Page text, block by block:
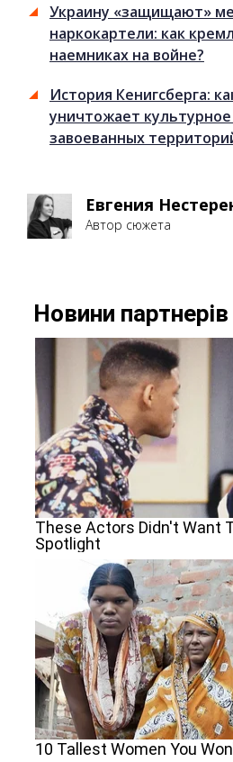
Украину «защищают»
наркокартели: как
наемниках на войне?
История Кенигсберга:
уничтожает
завоеванных
Евгения
Автор сюжета